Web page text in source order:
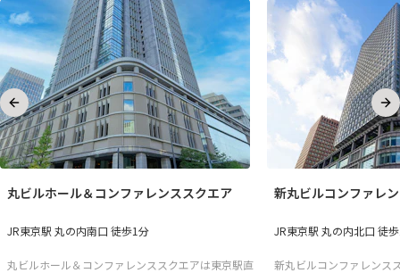
丸ビルホール＆コンファレンススクエア
JR東京駅 丸の内南口 徒歩1分
丸ビルホール＆コンファレンススクエアは東京駅直
新丸ビルコンファレ
JR東京駅 丸の内北口 徒
新丸ビルコンファレンス
Previous slide